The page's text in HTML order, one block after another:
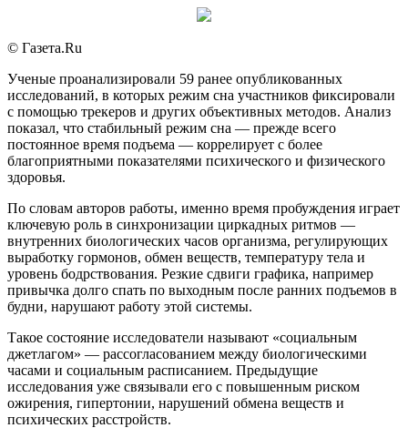
© Газета.Ru
Ученые проанализировали 59 ранее опубликованных
исследований, в которых режим сна участников фиксировали
с помощью трекеров и других объективных методов. Анализ
показал, что стабильный режим сна — прежде всего
постоянное время подъема — коррелирует с более
благоприятными показателями психического и физического
здоровья.
По словам авторов работы, именно время пробуждения играет
ключевую роль в синхронизации циркадных ритмов —
внутренних биологических часов организма, регулирующих
выработку гормонов, обмен веществ, температуру тела и
уровень бодрствования. Резкие сдвиги графика, например
привычка долго спать по выходным после ранних подъемов в
будни, нарушают работу этой системы.
Такое состояние исследователи называют «социальным
джетлагом» — рассогласованием между биологическими
часами и социальным расписанием. Предыдущие
исследования уже связывали его с повышенным риском
ожирения, гипертонии, нарушений обмена веществ и
психических расстройств.